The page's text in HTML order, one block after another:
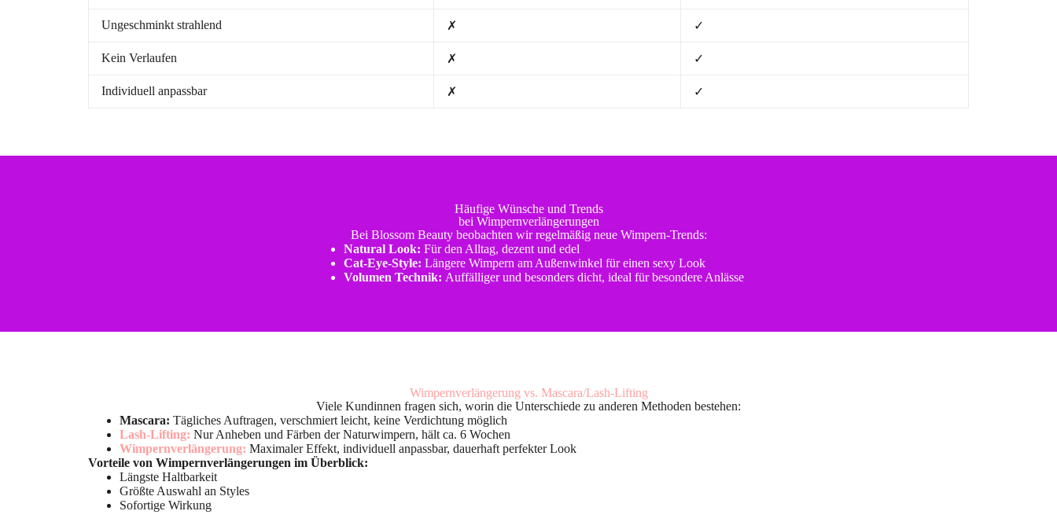
Ungeschminkt strahlend ✗ ✓
Kein Verlaufen ✗ ✓
Individuell anpassbar ✗ ✓
Häufige Wünsche und Trends
bei Wimpernverlängerungen
Bei Blossom Beauty beobachten wir regelmäßig neue Wimpern-Trends:
Natural Look: Für den Alltag, dezent und edel
Cat-Eye-Style: Längere Wimpern am Außenwinkel für einen sexy Look
Volumen Technik: Auffälliger und besonders dicht, ideal für besondere Anlässe
Wimpernverlängerung vs. Mascara/Lash-Lifting
Viele Kundinnen fragen sich, worin die Unterschiede zu anderen Methoden bestehen:
Mascara: Tägliches Auftragen, verschmiert leicht, keine Verdichtung möglich
Lash-Lifting: Nur Anheben und Färben der Naturwimpern, hält ca. 6 Wochen
Wimpernverlängerung: Maximaler Effekt, individuell anpassbar, dauerhaft perfekter Look
Vorteile von Wimpernverlängerungen im Überblick:
Längste Haltbarkeit
Größte Auswahl an Styles
Sofortige Wirkung